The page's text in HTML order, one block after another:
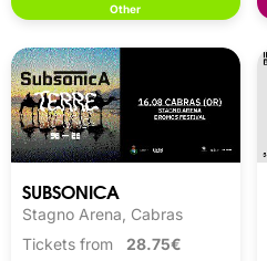
Other
SUBSONICA
Stagno Arena, Cabras
Tickets from 28.75€